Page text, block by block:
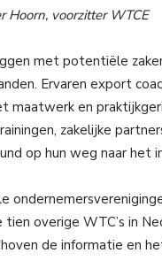
Hoorn, voorzitter WTCE
met potentiële
Ervaren export
maatwerk en
zakelijke
op hun weg naar het
overige WTC’s in
de informatie en